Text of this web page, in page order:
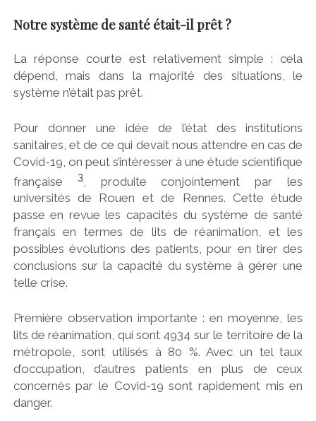
Notre système de santé était-il prêt ?
La réponse courte est relativement simple : cela
dépend, mais dans la majorité des situations, le
système n’était pas prêt.
Pour donner une idée de l’état des institutions
sanitaires, et de ce qui devait nous attendre en cas de
Covid-19, on peut s’intéresser à une étude scientifique
française
3, produite conjointement par les
universités de Rouen et de Rennes. Cette étude
passe en revue les capacités du système de santé
français en termes de lits de réanimation, et les
possibles évolutions des patients, pour en tirer des
conclusions sur la capacité du système à gérer une
telle crise.
Première observation importante : en moyenne, les
lits de réanimation, qui sont 4934 sur le territoire de la
métropole, sont utilisés à 80 %. Avec un tel taux
d’occupation, d’autres patients en plus de ceux
concernés par le Covid-19 sont rapidement mis en
danger.